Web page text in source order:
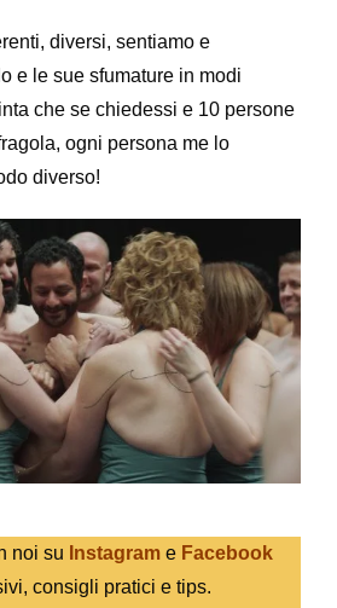
diversi, sentiamo e
e le sue sfumature in modi
che se chiedessi e 10 persone
ogni persona me lo
diverso!
noi su Instagram e Facebook
consigli pratici e tips.